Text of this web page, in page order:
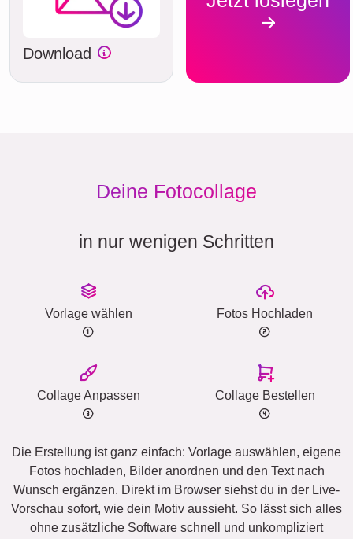
Download
Deine Fotocollage
in nur wenigen Schritten
Vorlage wählen Fotos Hochladen
Collage Anpassen Collage Bestellen
Die Erstellung ist ganz einfach: Vorlage auswählen, eigene
Fotos hochladen, Bilder anordnen und den Text nach
Wunsch ergänzen. Direkt im Browser siehst du in der Live-
Vorschau sofort, wie dein Motiv aussieht. So lässt sich alles
ohne zusätzliche Software schnell und unkompliziert